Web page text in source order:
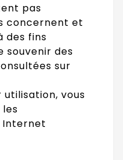
pas
concernent et
des fins
souvenir des
sur
utilisation, vous
Internet